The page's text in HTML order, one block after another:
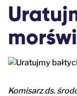
Komisarz ds.